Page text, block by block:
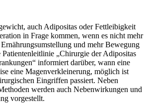
auch Adipositas oder Fettleibigkeit
in Frage kommen, wenn es nicht mehr
und mehr Bewegung
Patientenleitlinie „Chirurgie der Adipositas
informiert darüber, wann eine
eine Magenverkleinerung, möglich ist
Eingriffen passiert. Neben
werden auch Nebenwirkungen und
vorgestellt.